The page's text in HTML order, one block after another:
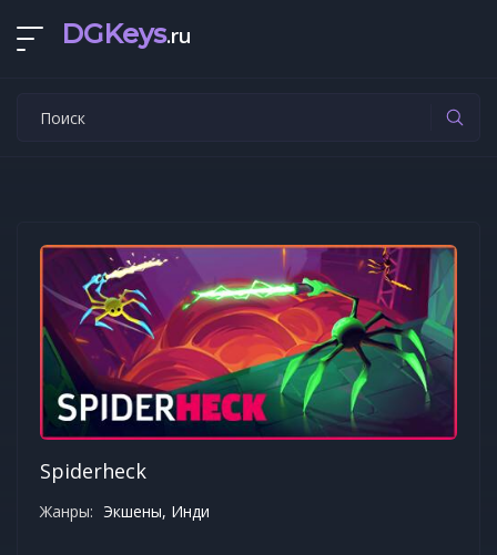
DGKeys.ru
Spiderheck
Жанры: Экшены, Инди